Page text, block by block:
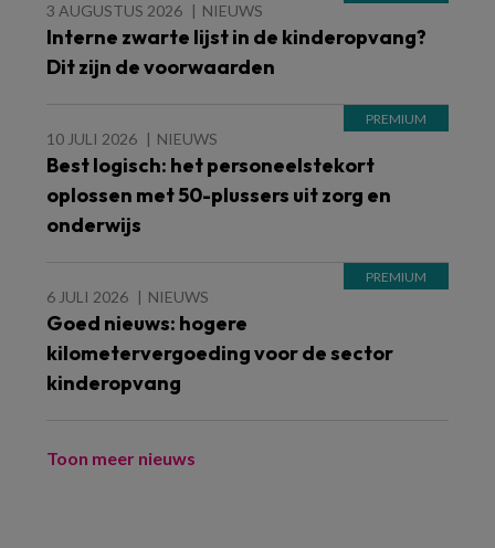
3 AUGUSTUS 2026 NIEUWS
Interne zwarte lijst in de kinderopvang?
Dit zijn de voorwaarden
10 JULI 2026 NIEUWS
Best logisch: het personeelstekort
oplossen met 50-plussers uit zorg en
onderwijs
6 JULI 2026 NIEUWS
Goed nieuws: hogere
kilometervergoeding voor de sector
kinderopvang
Toon meer nieuws